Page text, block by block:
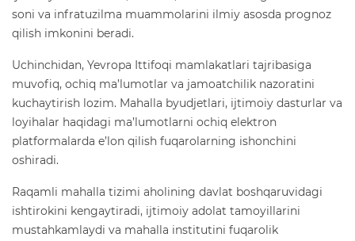
soni va infratuzilma muammolarini ilmiy asosda prognoz
qilish imkonini beradi.
Uchinchidan, Yevropa Ittifoqi mamlakatlari tajribasiga
muvofiq, ochiq ma’lumotlar va jamoatchilik nazoratini
kuchaytirish lozim. Mahalla byudjetlari, ijtimoiy dasturlar va
loyihalar haqidagi ma’lumotlarni ochiq elektron
platformalarda e’lon qilish fuqarolarning ishonchini
oshiradi.
Raqamli mahalla tizimi aholining davlat boshqaruvidagi
ishtirokini kengaytiradi, ijtimoiy adolat tamoyillarini
mustahkamlaydi va mahalla institutini fuqarolik